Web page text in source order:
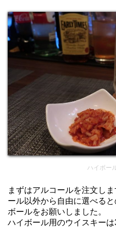
ハイボー
まずはアルコールを注文し
ール以外から自由に選べる
ボールをお願いしました。
ハイボール用のウイスキーは